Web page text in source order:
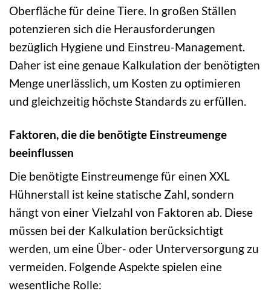
Oberfläche für deine Tiere. In großen Ställen
potenzieren sich die Herausforderungen
bezüglich Hygiene und Einstreu-Management.
Daher ist eine genaue Kalkulation der benötigten
Menge unerlässlich, um Kosten zu optimieren
und gleichzeitig höchste Standards zu erfüllen.
Faktoren, die die benötigte Einstreumenge
beeinflussen
Die benötigte Einstreumenge für einen XXL
Hühnerstall ist keine statische Zahl, sondern
hängt von einer Vielzahl von Faktoren ab. Diese
müssen bei der Kalkulation berücksichtigt
werden, um eine Über- oder Unterversorgung zu
vermeiden. Folgende Aspekte spielen eine
wesentliche Rolle: